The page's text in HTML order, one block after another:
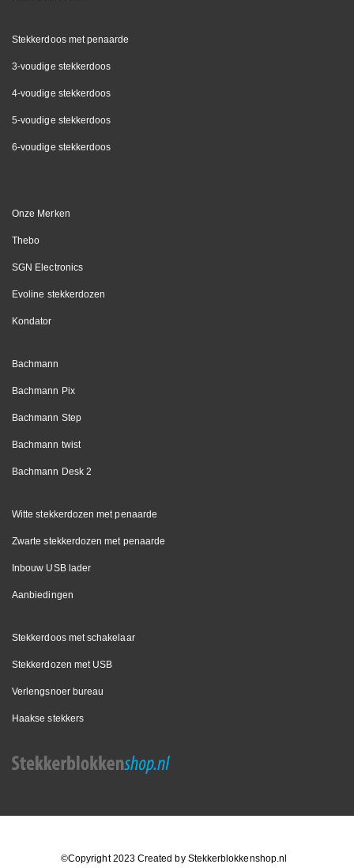
Stekkerdoos met penaarde
3-voudige stekkerdoos
4-voudige stekkerdoos
5-voudige stekkerdoos
6-voudige stekkerdoos
Onze Merken
Thebo
SGN Electronics
Evoline stekkerdozen
Kondator
Bachmann
Bachmann Pix
Bachmann Step
Bachmann twist
Bachmann Desk 2
Witte stekkerdozen met penaarde
Zwarte stekkerdozen met penaarde
Inbouw USB lader
Aanbiedingen
Stekkerdoos met schakelaar
Stekkerdozen met USB
Verlengsnoer bureau
Haakse stekkers
©Copyright 2023 Created by Stekkerblokkenshop.nl